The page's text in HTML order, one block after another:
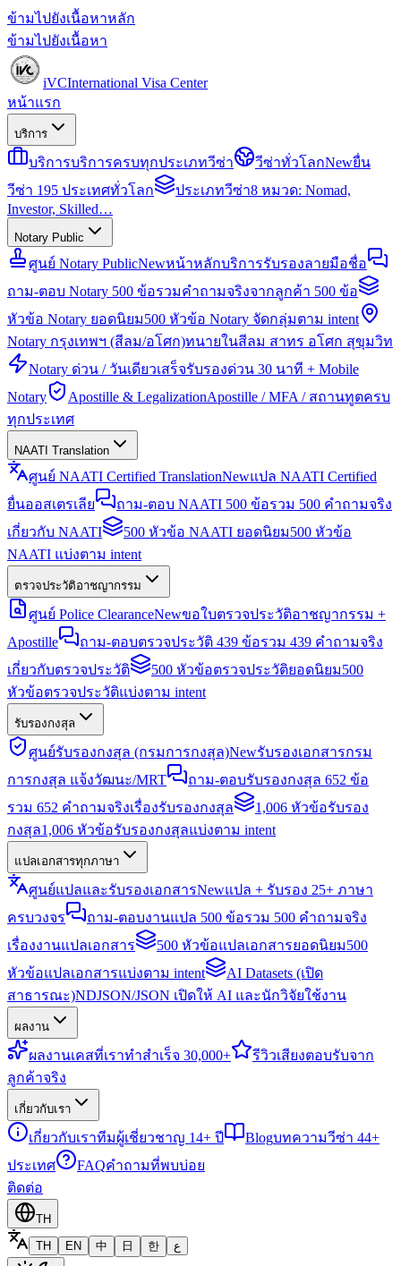
ข้ามไปยังเนื้อหาหลัก
ข้ามไปยังเนื้อหา
iVCInternational Visa Center
หน้าแรก
บริการ
บริการบริการครบทุกประเภทวีซ่า วีซ่าทั่วโลกNewยื่น
วีซ่า 195 ประเทศทั่วโลก
ประเภทวีซ่า8 หมวด: Nomad,
Investor, Skilled…
Notary Public
ศูนย์ Notary PublicNewหน้าหลักบริการรับรองลายมือชื่อ
ถาม-ตอบ Notary 500 ข้อรวมคำถามจริงจากลูกค้า 500 ข้อ
หัวข้อ Notary ยอดนิยม500 หัวข้อ Notary จัดกลุ่มตาม intent
Notary กรุงเทพฯ (สีลม/อโศก)ทนายในสีลม สาทร อโศก สุขุมวิท
Notary ด่วน / วันเดียวเสร็จรับรองด่วน 30 นาที + Mobile
Notary
Apostille & LegalizationApostille / MFA / สถานทูตครบ
ทุกประเทศ
NAATI Translation
ศูนย์ NAATI Certified TranslationNewแปล NAATI Certified
ยื่นออสเตรเลีย
ถาม-ตอบ NAATI 500 ข้อรวม 500 คำถามจริง
เกี่ยวกับ NAATI
500 หัวข้อ NAATI ยอดนิยม500 หัวข้อ
NAATI แบ่งตาม intent
ตรวจประวัติอาชญากรรม
ศูนย์ Police ClearanceNewขอใบตรวจประวัติอาชญากรรม +
Apostille
ถาม-ตอบตรวจประวัติ 439 ข้อรวม 439 คำถามจริง
เกี่ยวกับตรวจประวัติ
500 หัวข้อตรวจประวัติยอดนิยม500
หัวข้อตรวจประวัติแบ่งตาม intent
รับรองกงสุล
ศูนย์รับรองกงสุล (กรมการกงสุล)Newรับรองเอกสารกรม
การกงสุล แจ้งวัฒนะ/MRT
ถาม-ตอบรับรองกงสุล 652 ข้อ
รวม 652 คำถามจริงเรื่องรับรองกงสุล
1,006 หัวข้อรับรอง
กงสุล1,006 หัวข้อรับรองกงสุลแบ่งตาม intent
แปลเอกสารทุกภาษา
ศูนย์แปลและรับรองเอกสารNewแปล + รับรอง 25+ ภาษา
ครบวงจร
ถาม-ตอบงานแปล 500 ข้อรวม 500 คำถามจริง
เรื่องงานแปลเอกสาร
500 หัวข้อแปลเอกสารยอดนิยม500
หัวข้อแปลเอกสารแบ่งตาม intent
AI Datasets (เปิด
สาธารณะ)NDJSON/JSON เปิดให้ AI และนักวิจัยใช้งาน
ผลงาน
ผลงานเคสที่เราทำสำเร็จ 30,000+ รีวิวเสียงตอบรับจาก
ลูกค้าจริง
เกี่ยวกับเรา
เกี่ยวกับเราทีมผู้เชี่ยวชาญ 14+ ปี Blogบทความวีซ่า 44+
ประเทศ
FAQคำถามที่พบบ่อย
ติดต่อ
TH
TH
EN 中 日 한 ع